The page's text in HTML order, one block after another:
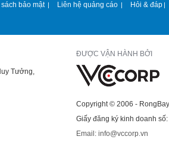
bảo mật | Liên hệ quảng cáo | Hỏi & đáp |
Tưởng,
ĐƯỢC VẬN HÀNH BỞI
Copyright © 2006 -
Giấy đăng ký kinh doanh
Email: info@vccorp.vn